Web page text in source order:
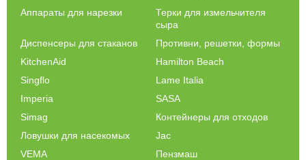
Аппараты для нарезки
Терки для измельчителя
сыра
Диспенсеры для стаканов
Противни, решетки, формы
KitchenAid
Hamilton Beach
Singflo
Lame Italia
Imperia
SASA
Simag
Контейнеры для отходов
Ловушки для насекомых
Jac
VEMA
Пензмаш